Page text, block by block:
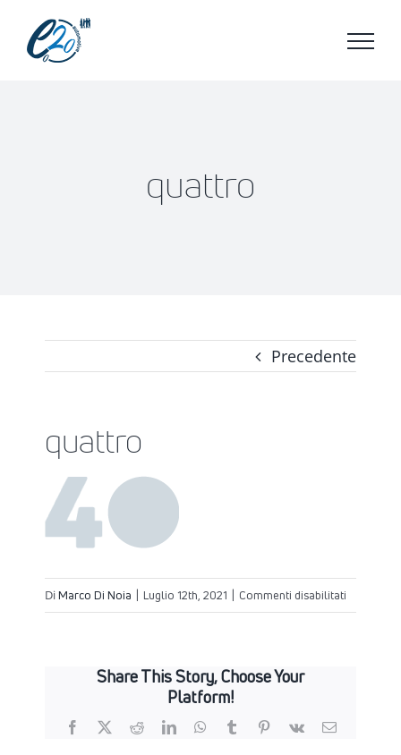
contenuto
quattro
Precedente
quattro
DiMarco Di Noia | Luglio 12th, 2021 | Commenti disabilitati
quattro
Share This Story, Choose Your
Platform!
Facebook
X RedditLinkedInWhatsApp
TumblrPinterest
Vk Email